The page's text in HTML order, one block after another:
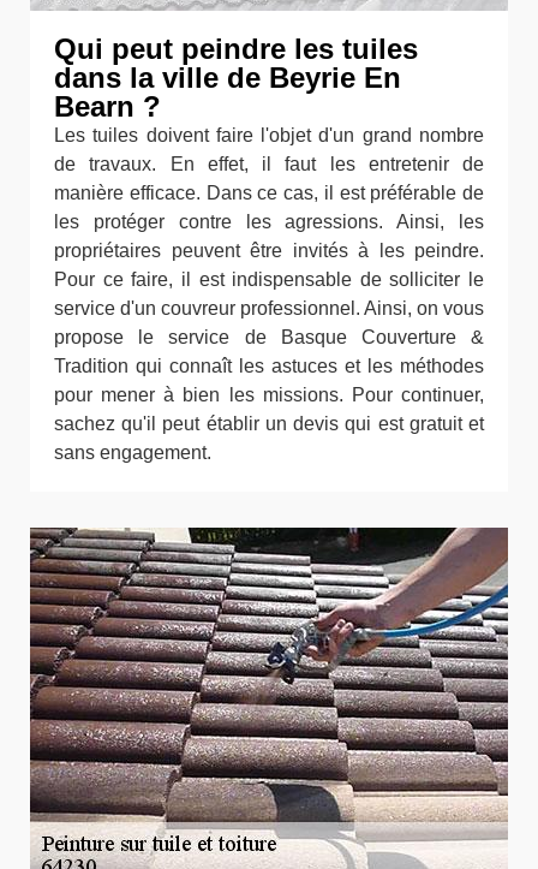
Qui peut peindre les tuiles
dans la ville de Beyrie En
Bearn ?
Les tuiles doivent faire l'objet d'un grand nombre
de travaux. En effet, il faut les entretenir de
manière efficace. Dans ce cas, il est préférable de
les protéger contre les agressions. Ainsi, les
propriétaires peuvent être invités à les peindre.
Pour ce faire, il est indispensable de solliciter le
service d'un couvreur professionnel. Ainsi, on vous
propose le service de Basque Couverture &
Tradition qui connaît les astuces et les méthodes
pour mener à bien les missions. Pour continuer,
sachez qu'il peut établir un devis qui est gratuit et
sans engagement.